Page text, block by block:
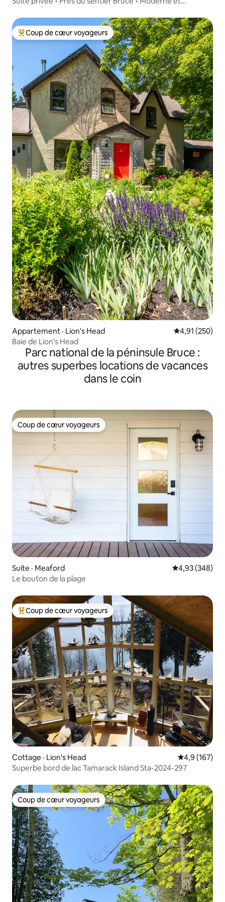
Coup de cœur voyageurs parmi les plus aimés
Coup de cœur voyageurs
Appartement · Lion's Head Note
4,91 (250)
Baie de Lion's Head
Parc national de la péninsule Bruce :
autres superbes locations de vacances
dans le coin
Coup de cœur voyageurs
Coup de cœur voyageurs
Suite · Meaford Note
4,93 (348)
Le bouton de la plage
Coup de cœur voyageurs parmi les plus aimés
Coup de cœur voyageurs
Cottage · Lion's Head Note
4,9 (167)
Superbe bord de lac Tamarack Island Sta-2024-297
Coup de cœur voyageurs
Coup de cœur voyageurs